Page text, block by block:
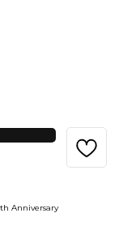
Anniversary